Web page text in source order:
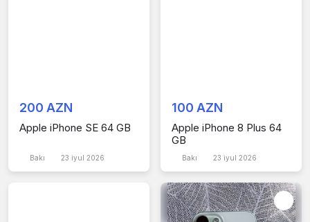
200 AZN
Apple iPhone SE 64 GB
Bakı 23 iyul 2026
100 AZN
Apple iPhone 8 Plus 64
GB
Bakı 23 iyul 2026